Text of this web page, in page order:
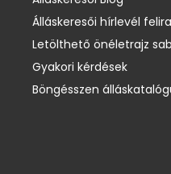
Álláskeresői hírlevél
Letölthető önéletrajz
Gyakori kérdések
Böngésszen